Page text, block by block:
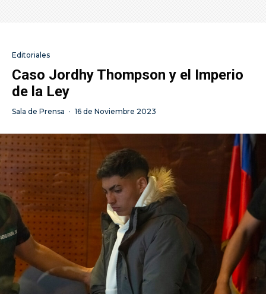
Editoriales
Caso Jordhy Thompson y el Imperio
de la Ley
Sala de Prensa · 16 de Noviembre 2023